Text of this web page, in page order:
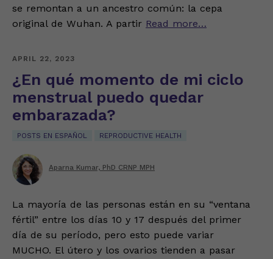
se remontan a un ancestro común: la cepa
original de Wuhan. A partir Read more…
APRIL 22, 2023
¿En qué momento de mi ciclo
menstrual puedo quedar
embarazada?
POSTS EN ESPAÑOL REPRODUCTIVE HEALTH
Aparna Kumar, PhD CRNP MPH
La mayoría de las personas están en su “ventana
fértil” entre los días 10 y 17 después del primer
día de su período, pero esto puede variar
MUCHO. El útero y los ovarios tienden a pasar